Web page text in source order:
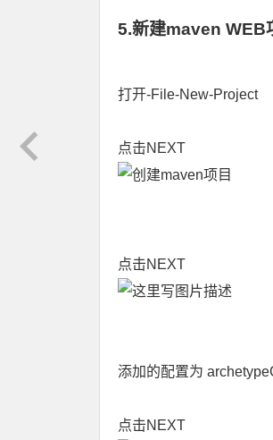
5.新建maven WEB
打开-File-New-Project
点击NEXT
点击NEXT
添加的配置为
点击NEXT